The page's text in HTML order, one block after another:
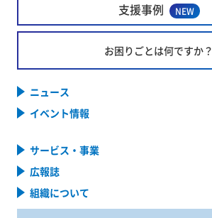
支援事例 NEW
お困りごとは何ですか？
ニュース
イベント情報
サービス・事業
広報誌
組織について